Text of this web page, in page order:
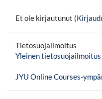
Et ole kirjautunut (
Tietosuojailmoitus
Yleinen
JYU Online Courses-